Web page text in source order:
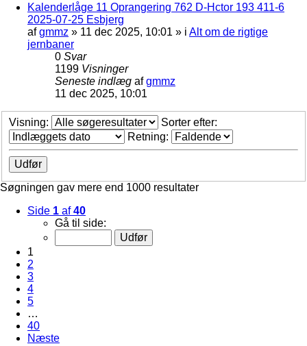
Kalenderlåge 11 Oprangering 762 D-Hctor 193 411-6
2025-07-25 Esbjerg
afgmmz » 11 dec 2025, 10:01 » i Alt om de rigtige
jernbaner
0 Svar
1199 Visninger
Seneste indlæg afgmmz
11 dec 2025, 10:01
Visning:
Sorter efter:
Retning:
Søgningen gav mere end 1000 resultater
Side 1 af40
Gå til side:
1
2
3
4
5
…
40
Næste